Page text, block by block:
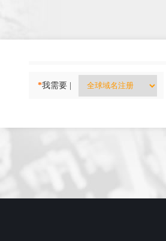
*我需要 |